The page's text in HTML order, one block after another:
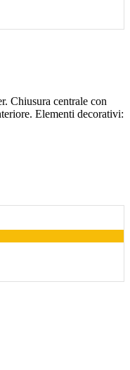
Chiusura centrale con
Elementi decorativi: